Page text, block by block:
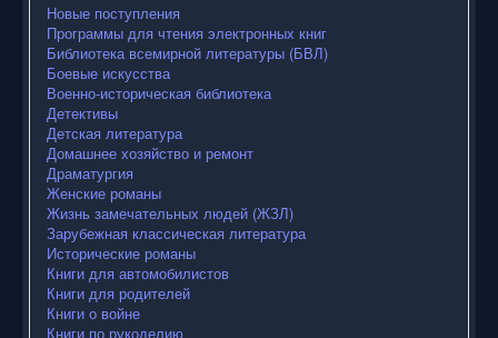
Новые поступления
Программы для чтения электронных книг
Библиотека всемирной литературы (БВЛ)
Боевые искусства
Военно-историческая библиотека
Детективы
Детская литература
Домашнее хозяйство и ремонт
Драматургия
Женские романы
Жизнь замечательных людей (ЖЗЛ)
Зарубежная классическая литература
Исторические романы
Книги для автомобилистов
Книги для родителей
Книги о войне
Книги по рукоделию